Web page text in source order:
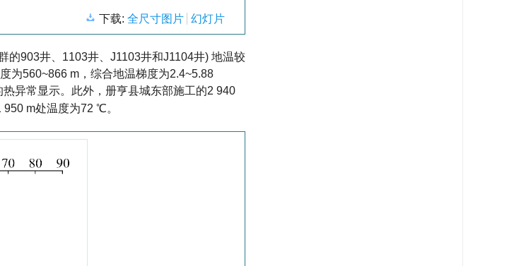
下载: 全尺寸图片 幻灯片
的903井、1103井、J1103井和J1104井) 地温较
为560~866 m，综合地温梯度为2.4~5.88
热异常显示。此外，册亨县城东部施工的2 940
m处温度为72 ℃。